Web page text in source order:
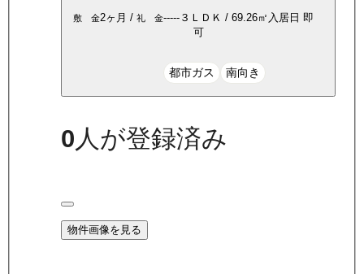
敷 金2ヶ月 / 礼 金-----３ＬＤＫ / 69.26㎡ 入居日 即
可
都市ガス 南向き
0 人が登録済み
物件画像を見る